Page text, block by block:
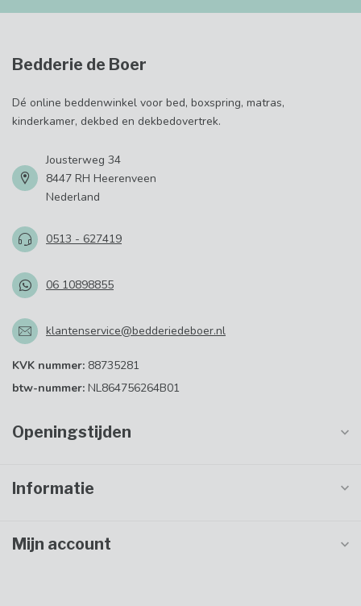
Bedderie de Boer
Dé online beddenwinkel voor bed, boxspring, matras,
kinderkamer, dekbed en dekbedovertrek.
Jousterweg 34
8447 RH Heerenveen
Nederland
0513 - 627419
06 10898855
klantenservice@bedderiedeboer.nl
KVK nummer: 88735281
btw-nummer: NL864756264B01
Openingstijden
Informatie
Mijn account